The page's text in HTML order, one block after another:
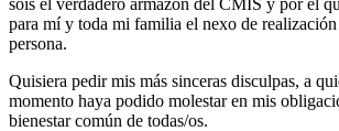
para mí y toda mi familia el nexo de
persona.
Quisiera pedir mis más sinceras disculpas, a
momento haya podido molestar en mis
bienestar común de todas/os.